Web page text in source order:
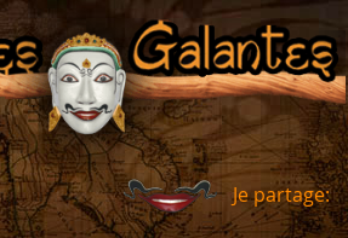
Je partage: